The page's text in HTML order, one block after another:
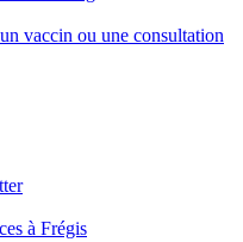
vaccin ou une consultation
à Frégis